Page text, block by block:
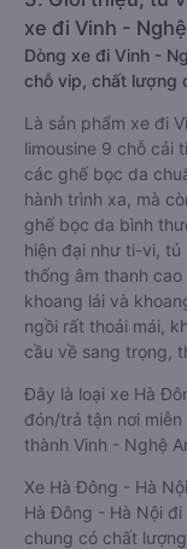
xe đi Vinh -
Dòng xe đi Vinh -
chỗ vip, chất lượng
Là sản phẩm xe đi
limousine 9 chỗ cải
các ghế bọc da
hành trình xa, mà
ghế bọc da bình
hiện đại như ti-vi, tủ
thống âm thanh
khoang lái và
ngồi rất thoải mái,
cầu về sang trọng,
Đây là loại xe Hà
đón/trả tận nơi
thành Vinh - Nghệ
Xe Hà Đông - Hà
Hà Đông - Hà Nội
chung có chất